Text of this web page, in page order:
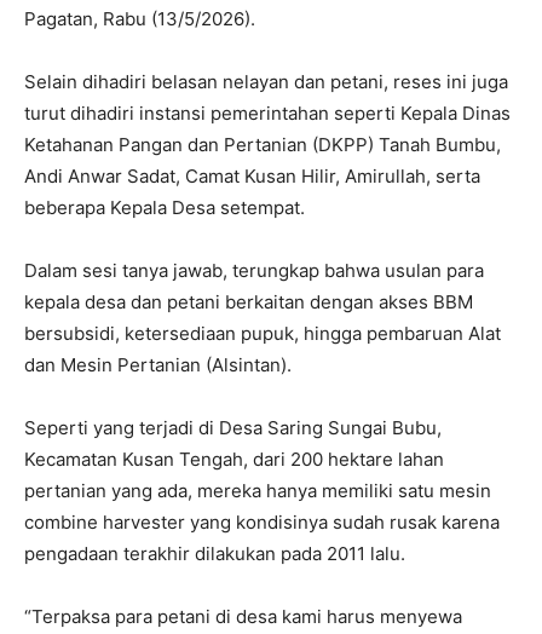
Pagatan, Rabu (13/5/2026).
Selain dihadiri belasan nelayan dan petani, reses ini juga
turut dihadiri instansi pemerintahan seperti Kepala Dinas
Ketahanan Pangan dan Pertanian (DKPP) Tanah Bumbu,
Andi Anwar Sadat, Camat Kusan Hilir, Amirullah, serta
beberapa Kepala Desa setempat.
Dalam sesi tanya jawab, terungkap bahwa usulan para
kepala desa dan petani berkaitan dengan akses BBM
bersubsidi, ketersediaan pupuk, hingga pembaruan Alat
dan Mesin Pertanian (Alsintan).
Seperti yang terjadi di Desa Saring Sungai Bubu,
Kecamatan Kusan Tengah, dari 200 hektare lahan
pertanian yang ada, mereka hanya memiliki satu mesin
combine harvester yang kondisinya sudah rusak karena
pengadaan terakhir dilakukan pada 2011 lalu.
“Terpaksa para petani di desa kami harus menyewa